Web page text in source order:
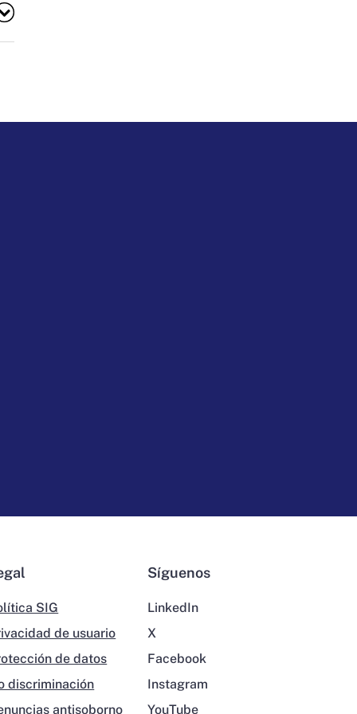
SIG
de usuario
de datos
discriminación
antisoborno
Síguenos
LinkedIn
X
Facebook
Instagram
YouTube